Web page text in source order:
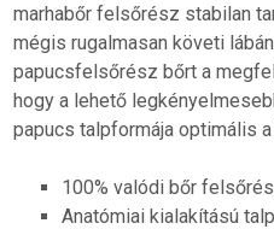
marhabőr felsőrész stabilan
mégis rugalmasan követi
papucsfelsőrész bőrt a
hogy a lehető
papucs talpformája optimális
100% valódi bőr
Anatómiai kialakítású